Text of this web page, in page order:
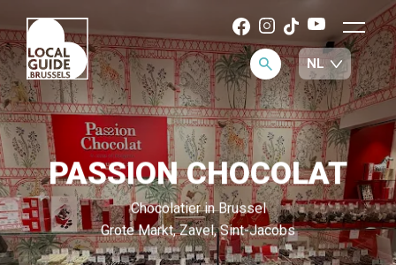
PASSION CHOCOLAT
Chocolatier in Brussel
Grote Markt, Zavel, Sint-Jacobs